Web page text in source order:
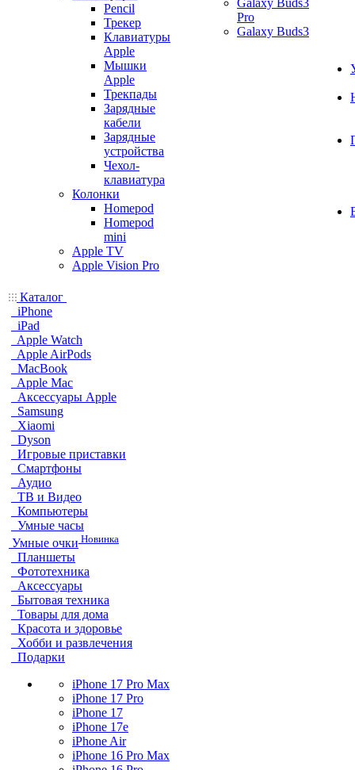
Pencil
Трекер
Клавиатуры
Apple
Мышки
Apple
Трекпады
Зарядные
кабели
Зарядные
устройства
Чехол-
клавиатура
Колонки
Homepod
Homepod
mini
Apple TV
Apple Vision Pro
Pro
Galaxy Buds3
Каталог
iPhone
iPad
Apple Watch
Apple AirPods
MacBook
Apple Mac
Аксессуары Apple
Samsung
Xiaomi
Dyson
Игровые приставки
Смартфоны
Аудио
ТВ и Видео
Компьютеры
Умные часы
Умные очки Новинка
Планшеты
Фототехника
Аксессуары
Бытовая техника
Товары для дома
Красота и здоровье
Хобби и развлечения
Подарки
iPhone 17 Pro Max
iPhone 17 Pro
iPhone 17
iPhone 17e
iPhone Air
iPhone 16 Pro Max